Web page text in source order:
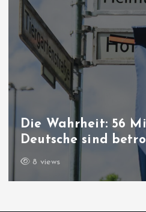
Die Wahrheit: 56
Deutsche sind
8 views